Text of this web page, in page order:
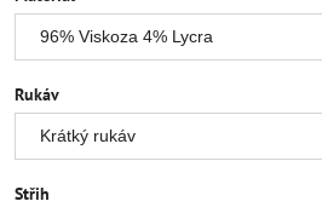
Rukáv
Střih